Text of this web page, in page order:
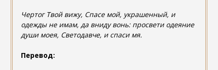
Чертог Твой вижу, Спасе мой, украшенный, и
одежды не имам, да вниду вонь: просвети одеяние
души моея, Светодавче, и спаси мя.
Перевод: